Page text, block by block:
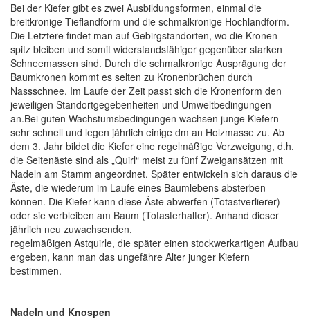
Bei der Kiefer gibt es zwei Ausbildungsformen, einmal die
breitkronige Tieflandform und die schmalkronige Hochlandform.
Die Letztere findet man auf Gebirgstandorten, wo die Kronen
spitz bleiben und somit widerstandsfähiger gegenüber starken
Schneemassen sind. Durch die schmalkronige Ausprägung der
Baumkronen kommt es selten zu Kronenbrüchen durch
Nassschnee. Im Laufe der Zeit passt sich die Kronenform den
jeweiligen Standortgegebenheiten und Umweltbedingungen
an.Bei guten Wachstumsbedingungen wachsen junge Kiefern
sehr schnell und legen jährlich einige dm an Holzmasse zu. Ab
dem 3. Jahr bildet die Kiefer eine regelmäßige Verzweigung, d.h.
die Seitenäste sind als „Quirl“ meist zu fünf Zweigansätzen mit
Nadeln am Stamm angeordnet. Später entwickeln sich daraus die
Äste, die wiederum im Laufe eines Baumlebens absterben
können. Die Kiefer kann diese Äste abwerfen (Totastverlierer)
oder sie verbleiben am Baum (Totasterhalter). Anhand dieser
jährlich neu zuwachsenden,
regelmäßigen Astquirle, die später einen stockwerkartigen Aufbau
ergeben, kann man das ungefähre Alter junger Kiefern
bestimmen.
Nadeln und Knospen